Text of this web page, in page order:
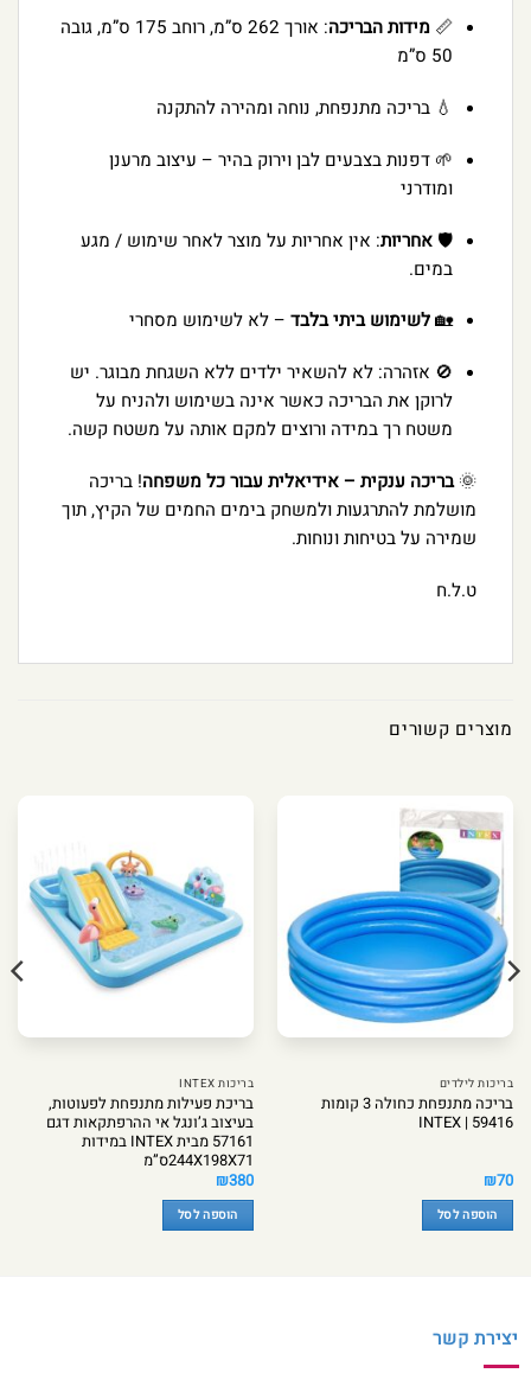
📏 מידות הבריכה
: אורך 262 ס”מ, רוחב 175 ס”מ, גובה
50 ס”מ
💧 בריכה מתנפחת, נוחה ומהירה להתקנה
🌱 דפנות בצבעים לבן וירוק בהיר – עיצוב מרענן
ומודרני
🛡️ אחריות: אין אחריות על מוצר לאחר שימוש / מגע
במים.
🏡לשימוש ביתי בלבד– לא לשימוש מסחרי
🚫 אזהרה: לא להשאיר ילדים ללא השגחת מבוגר. יש
לרוקן את הבריכה כאשר אינה בשימוש ולהניח על
משטח רך במידה ורוצים למקם אותה על משטח קשה.
🌞בריכה ענקית – אידיאלית עבור כל משפחה! בריכה
מושלמת להתרגעות ולמשחק בימים החמים של הקיץ, תוך
שמירה על בטיחות ונוחות.
ט.ל.ח
מוצרים קשורים
בריכות לילדים
בריכה מתנפחת כחולה 3 קומות
INTEX | 59416
₪70
הוספה לסל
בריכות INTEX
בריכת פעילות מתנפחת לפעוטות,
בעיצוב ג’ונגל אי ההרפתקאות דגם
57161 מבית INTEX במידות
244X198X71ס”מ
₪380
הוספה לסל
יצירת קשר